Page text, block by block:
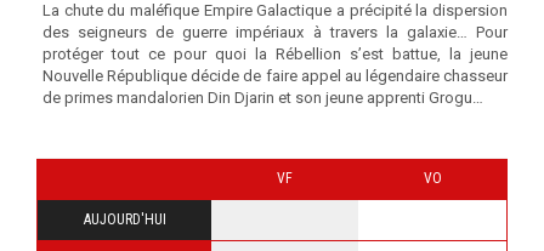
La chute du maléfique Empire Galactique a précipité la dispersion
des seigneurs de guerre impériaux à travers la galaxie… Pour
protéger tout ce pour quoi la Rébellion s’est battue, la jeune
Nouvelle République décide de faire appel au légendaire chasseur
de primes mandalorien Din Djarin et son jeune apprenti Grogu…
VF VO
AUJOURD'HUI